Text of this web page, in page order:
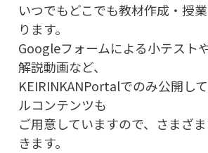
いつでもどこでも教材作成・授
ります。
Googleフォームによる小テスト
解説動画など、
KEIRINKANPortalでのみ公開し
ルコンテンツも
ご用意していますので、さまざ
きます。